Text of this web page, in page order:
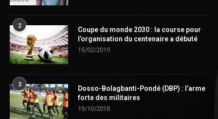
2
Coupe du monde 2030 : la course pour
l’organisation du centenaire a débuté
15/02/2019
3
Dosso-Bolagbanti-Pondé (DBP) : l’arme
forte des militaires
19/10/2018